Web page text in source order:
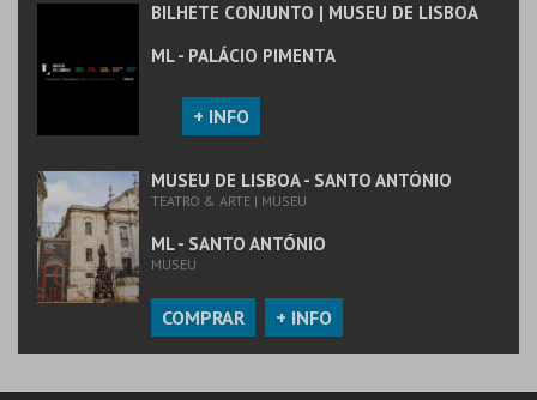
BILHETE CONJUNTO | MUSEU DE LISBOA
ML - PALÁCIO PIMENTA
+ INFO
MUSEU DE LISBOA - SANTO ANTÓNIO
TEATRO & ARTE | MUSEU
ML - SANTO ANTÓNIO
MUSEU
COMPRAR + INFO